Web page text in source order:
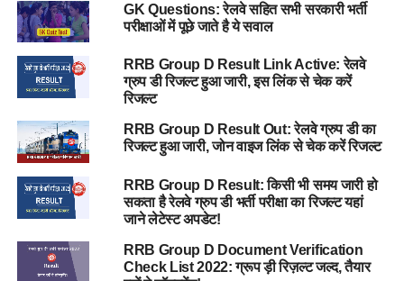
GK Questions: रेलवे सहित सभी सरकारी भर्ती
परीक्षाओं में पूछे जाते है ये सवाल
RRB Group D Result Link Active: रेलवे
ग्रुप डी रिजल्ट हुआ जारी, इस लिंक से चेक करें
रिजल्ट
RRB Group D Result Out: रेलवे ग्रुप डी का
रिजल्ट हुआ जारी, जोन वाइज लिंक से चेक करें रिजल्ट
RRB Group D Result: किसी भी समय जारी हो
सकता है रेलवे ग्रुप डी भर्ती परीक्षा का रिजल्ट यहां
जाने लेटेस्ट अपडेट!
RRB Group D Document Verification
Check List 2022: ग्रूप ड़ी रिज़ल्ट जल्द, तैयार